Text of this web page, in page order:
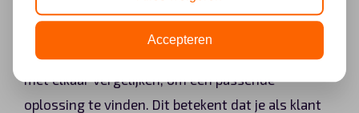
leaseoplossing voor jou te vinden. Ook wanneer je
een offerte aanvraagt voor de Vinfast VF 7. Wij
zullen de deals van diverse leasemaatschappijen
met elkaar vergelijken, om een passende
oplossing te vinden. Dit betekent dat je als klant
Accepteren